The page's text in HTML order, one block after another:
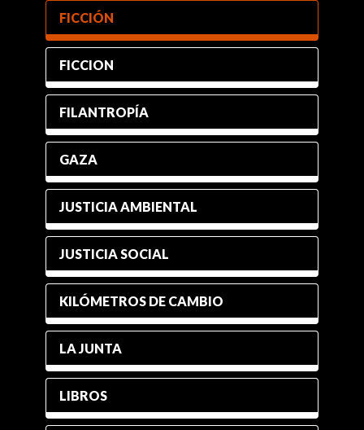
FICCIÓN
FICCION
FILANTROPÍA
GAZA
JUSTICIA AMBIENTAL
JUSTICIA SOCIAL
KILÓMETROS DE CAMBIO
LA JUNTA
LIBROS